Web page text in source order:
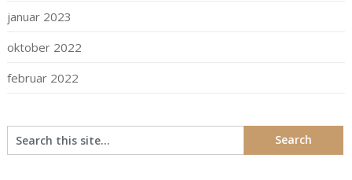
januar 2023
oktober 2022
februar 2022